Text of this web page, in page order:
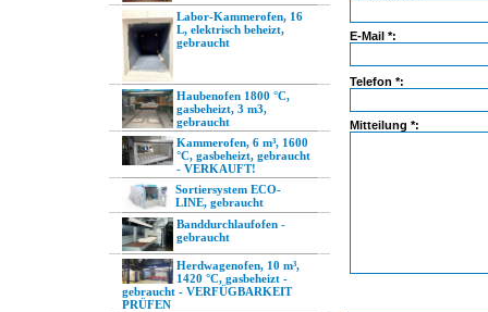
Labor-Kammerofen, 16
L, elektrisch beheizt,
gebraucht
Haubenofen 1800 °C,
gasbeheizt, 3 m3,
gebraucht
Kammerofen, 6 m³, 1600
°C, gasbeheizt, gebraucht
- VERKAUFT!
Sortiersystem ECO-
LINE, gebraucht
Banddurchlaufofen -
gebraucht
Herdwagenofen, 10 m³,
1420 °C, gasbeheizt -
gebraucht - VERFÜGBARKEIT
PRÜFEN
E-Mail *:
Telefon *:
Mitteilung *: